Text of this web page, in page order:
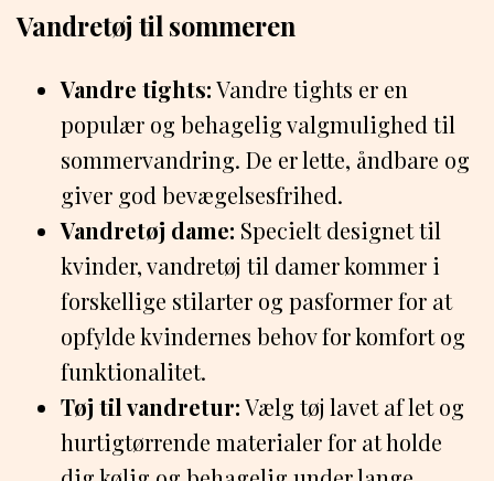
Vandretøj til sommeren
Vandre tights:Vandre tights er en
populær og behagelig valgmulighed til
sommervandring. De er lette, åndbare og
giver god bevægelsesfrihed.
Vandretøj dame: Specielt designet til
kvinder, vandretøj til damer kommer i
forskellige stilarter og pasformer for at
opfylde kvindernes behov for komfort og
funktionalitet.
Tøj til vandretur:Vælg tøj lavet af let og
hurtigtørrende materialer for at holde